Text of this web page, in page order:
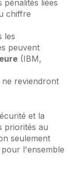
pénalités liées
chiffre
les
peuvent
(IBM,
ne reviendront
et la
priorités au
seulement
l'ensemble